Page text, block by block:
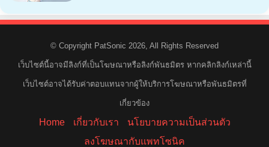
© Copyright PatSonic 2026, All Rights Reserved
เว็บไซต์นี้อาจมีลิงก์ที่เป็นโฆษณาหรือลิงก์พันธมิตร หากคลิกลิงก์เหล่านี้
เว็บไซต์อาจได้รับค่าตอบแทนจากผู้ให้บริการโฆษณาหรือพันธมิตรที่
เกี่ยวข้อง
Home เกี่ยวกับเรา
นโยบายความเป็นส่วนตัว
ลงโฆษณากับแพทโซนิค